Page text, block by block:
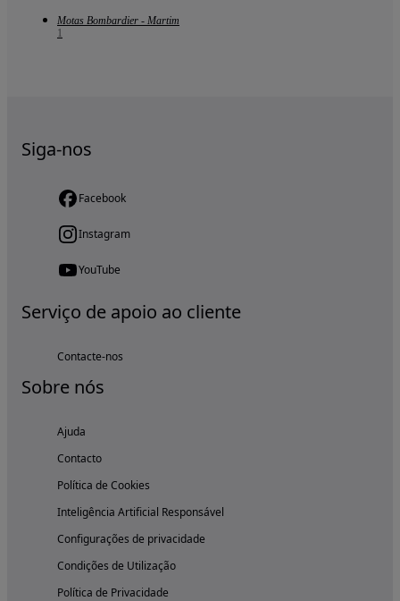
Motas Bombardier - Martim
1
Siga-nos
Facebook
Instagram
YouTube
Serviço de apoio ao cliente
Contacte-nos
Sobre nós
Ajuda
Contacto
Política de Cookies
Inteligência Artificial Responsável
Configurações de privacidade
Condições de Utilização
Política de Privacidade